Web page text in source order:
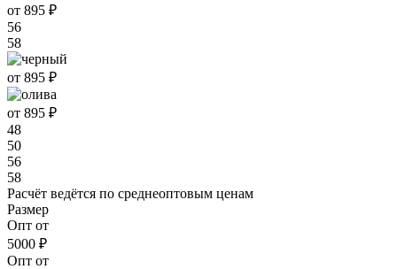
от 895 ₽
56
58
от 895 ₽
от 895 ₽
48
50
56
58
Расчёт ведётся по среднеоптовым ценам
Размер
Опт от
5000 ₽
Опт от